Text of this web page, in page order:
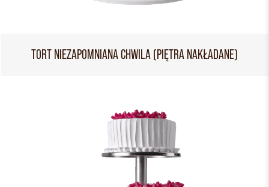
TORT NIEZAPOMNIANA CHWILA (PIĘTRA NAKŁADANE)